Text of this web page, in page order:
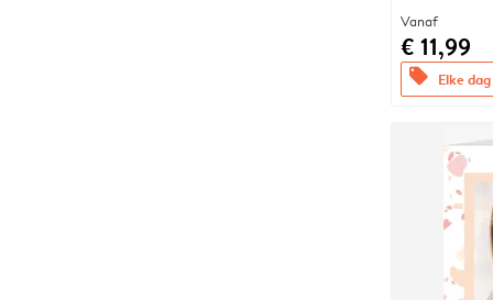
Vanaf
€ 11,99
offers Elke